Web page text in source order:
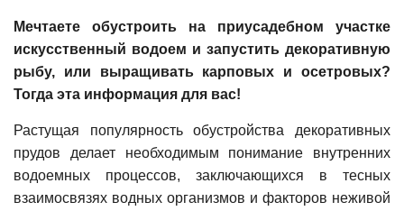
Мечтаете обустроить на приусадебном участке
искусственный водоем и запустить декоративную
рыбу, или выращивать карповых и осетровых?
Тогда эта информация для вас!
Растущая популярность обустройства декоративных
прудов делает необходимым понимание внутренних
водоемных процессов, заключающихся в тесных
взаимосвязях водных организмов и факторов неживой